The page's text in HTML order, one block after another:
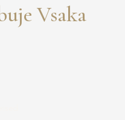
Vsaka